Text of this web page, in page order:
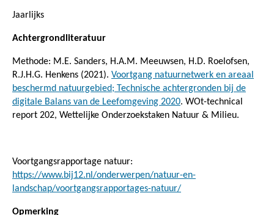
Jaarlijks
Achtergrondliteratuur
Methode: M.E. Sanders, H.A.M. Meeuwsen, H.D. Roelofsen,
R.J.H.G. Henkens (2021). Voortgang natuurnetwerk en areaal
beschermd natuurgebied; Technische achtergronden bij de
digitale Balans van de Leefomgeving 2020. WOt-technical
report 202, Wettelijke Onderzoekstaken Natuur & Milieu.
Voortgangsrapportage natuur:
https://www.bij12.nl/onderwerpen/natuur-en-
landschap/voortgangsrapportages-natuur/
Opmerking